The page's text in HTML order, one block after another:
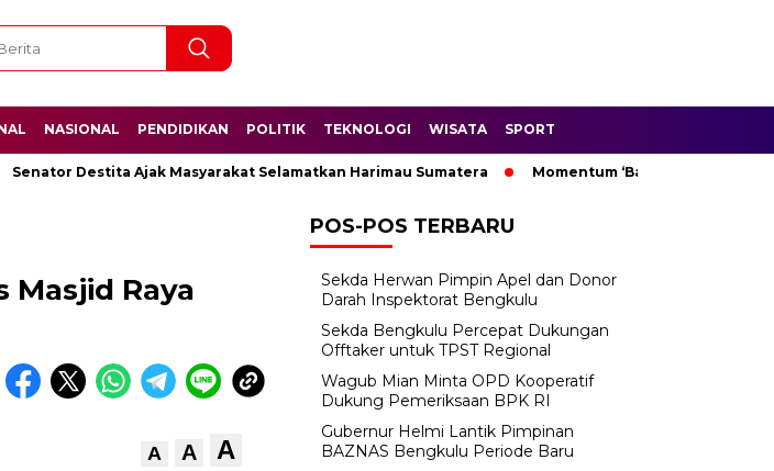
NASIONAL PENDIDIKAN POLITIK TEKNOLOGI WISATA SPORT
Destita Ajak Masyarakat Selamatkan Harimau Sumatera Momentum ‘Bantu Rakyat’: Wagub
Raya
A A A
POS-POS TERBARU
Sekda Herwan Pimpin Apel dan Donor
Darah Inspektorat Bengkulu
Sekda Bengkulu Percepat Dukungan
Offtaker untuk TPST Regional
Wagub Mian Minta OPD Kooperatif
Dukung Pemeriksaan BPK RI
Gubernur Helmi Lantik Pimpinan
BAZNAS Bengkulu Periode Baru